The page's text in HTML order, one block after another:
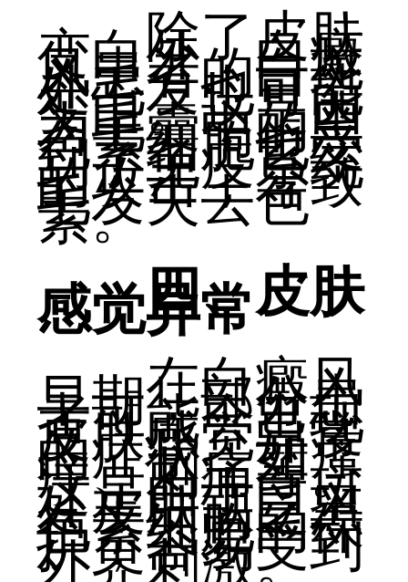
除了皮肤
变白外，白癜
风患者的白斑
处毛发也可能
变白。这是因
为毛囊中的黑
色素细胞也受
到了免疫系统
的攻击，导致
毛发失去色
素。
四、皮肤
感觉异常
在白癜风
早期，部分患
者可能会出现
皮肤感觉异常
的症状，如瘙
痒、刺痛等。
这是由于白斑
处皮肤缺乏黑
色素细胞的保
护，容易受到
外界刺激。